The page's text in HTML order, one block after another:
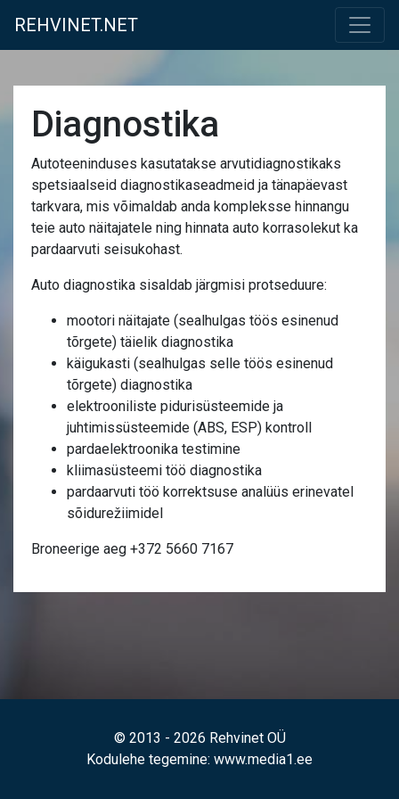
REHVINET.NET
Diagnostika
Autoteeninduses kasutatakse arvutidiagnostikaks
spetsiaalseid diagnostikaseadmeid ja tänapäevast
tarkvara, mis võimaldab anda kompleksse hinnangu
teie auto näitajatele ning hinnata auto korrasolekut ka
pardaarvuti seisukohast.
Auto diagnostika sisaldab järgmisi protseduure:
mootori näitajate (sealhulgas töös esinenud
tõrgete) täielik diagnostika
käigukasti (sealhulgas selle töös esinenud
tõrgete) diagnostika
elektrooniliste pidurisüsteemide ja
juhtimissüsteemide (ABS, ESP) kontroll
pardaelektroonika testimine
kliimasüsteemi töö diagnostika
pardaarvuti töö korrektsuse analüüs erinevatel
sõidurežiimidel
Broneerige aeg +372 5660 7167
© 2013 - 2026 Rehvinet OÜ
Kodulehe tegemine: www.media1.ee